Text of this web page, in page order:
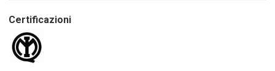
Certificazioni